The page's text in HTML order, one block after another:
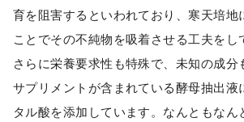
育を阻害するといわれており、寒天培地
ことでその不純物を吸着させる工夫をし
さらに栄養要求性も特殊で、未知の成分
サプリメントが含まれている酵母抽出液
タル酸を添加しています。なんともなん